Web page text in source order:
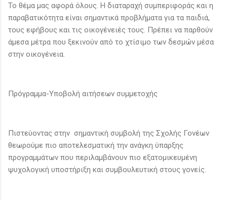
Το θέμα μας αφορά όλους. Η διαταραχή συμπεριφοράς και η
παραβατικότητα είναι σημαντικά προβλήματα για τα παιδιά,
τους εφήβους και τις οικογένειές τους. Πρέπει να παρθούν
άμεσα μέτρα που ξεκινούν από το χτίσιμο των δεσμών μέσα
στην οικογένεια.
Πρόγραμμα-Υποβολή αιτήσεων συμμετοχής
Πιστεύοντας στην σημαντική συμβολή της Σχολής Γονέων
θεωρούμε πιο αποτελεσματική την ανάγκη ύπαρξης
προγραμμάτων που περιλαμβάνουν πιο εξατομικευμένη
ψυχολογική υποστήριξη και συμβουλευτική στους γονείς.